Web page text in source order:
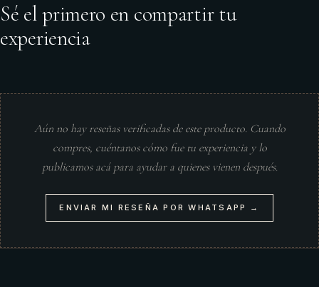
Sé el primero en compartir tu
experiencia
Aún no hay reseñas verificadas de este producto. Cuando
compres, cuéntanos cómo fue tu experiencia y lo
publicamos acá para ayudar a quienes vienen después.
ENVIAR MI RESEÑA POR WHATSAPP →